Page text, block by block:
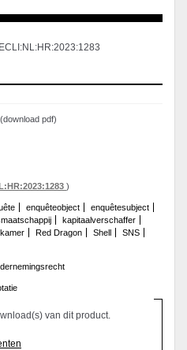
pdf)
)
enquêteobject
enquêtesubject
kapitaalverschaffer
Red Dragon Shell
SNS
van dit product.